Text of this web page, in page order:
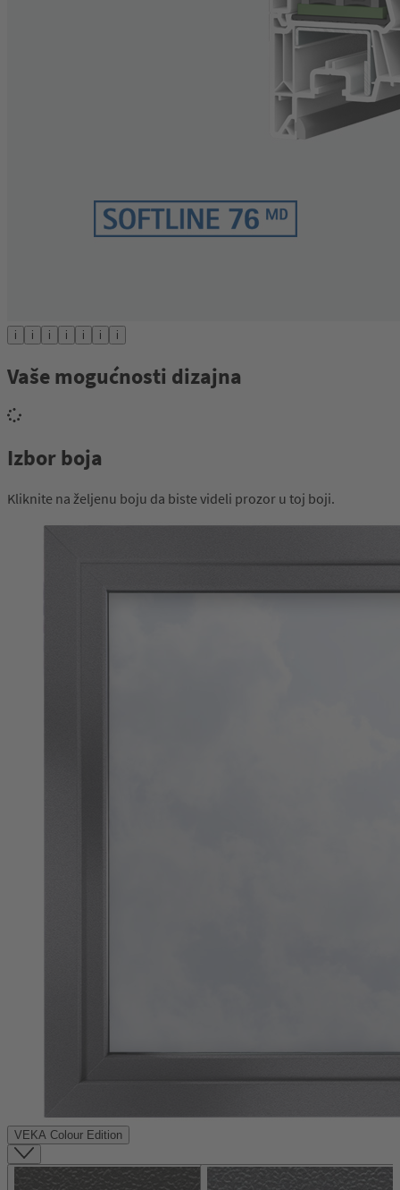
i i i i i i i
Vaše mogućnosti dizajna
Izbor boja
Kliknite na željenu boju da biste videli prozor u toj boji.
VEKA Colour Edition